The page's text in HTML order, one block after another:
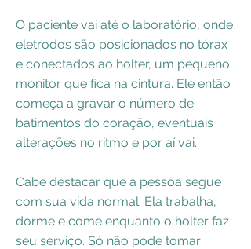
O paciente vai até o laboratório, onde
eletrodos são posicionados no tórax
e conectados ao holter, um pequeno
monitor que fica na cintura. Ele então
começa a gravar o número de
batimentos do coração, eventuais
alterações no ritmo e por aí vai.
Cabe destacar que a pessoa segue
com sua vida normal. Ela trabalha,
dorme e come enquanto o holter faz
seu serviço. Só não pode tomar